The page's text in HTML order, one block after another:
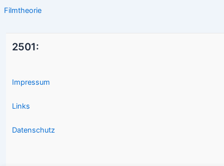
Filmtheorie
2501:
Impressum
Links
Datenschutz